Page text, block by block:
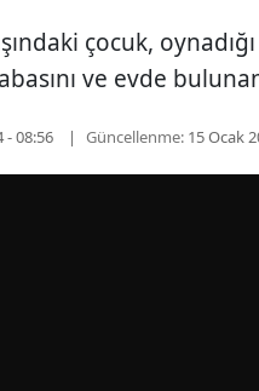
çocuk,
ve evde
- 08:56 Güncellenme: 15 Ocak